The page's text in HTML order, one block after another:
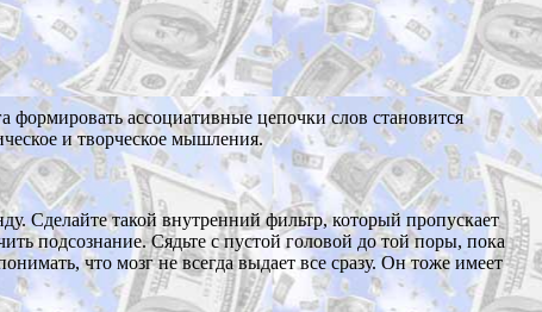
формировать ассоциативные цепочки слов становится
и творческое мышления.
Сделайте такой внутренний фильтр, который пропускает
подсознание. Сядьте с пустой головой до той поры, пока
что мозг не всегда выдает все сразу. Он тоже имеет